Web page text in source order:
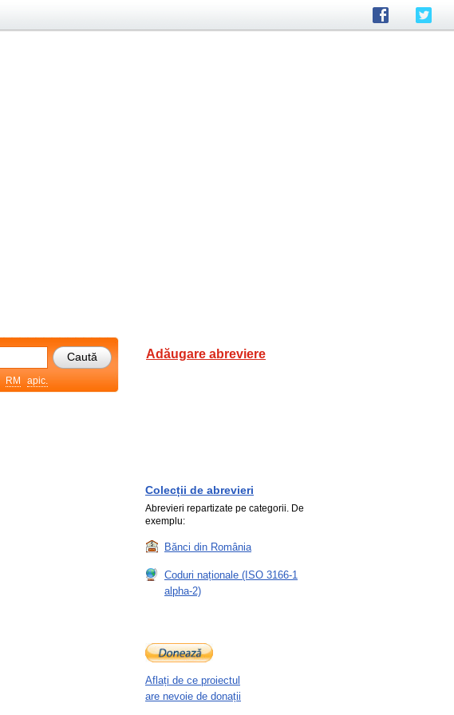
RM apic.
Adăugare abreviere
Colecții de abrevieri
Abrevieri repartizate pe categorii. De
exemplu:
Bănci din România
Coduri naționale (ISO 3166-1
alpha-2)
Aflați de ce proiectul
are nevoie de donații